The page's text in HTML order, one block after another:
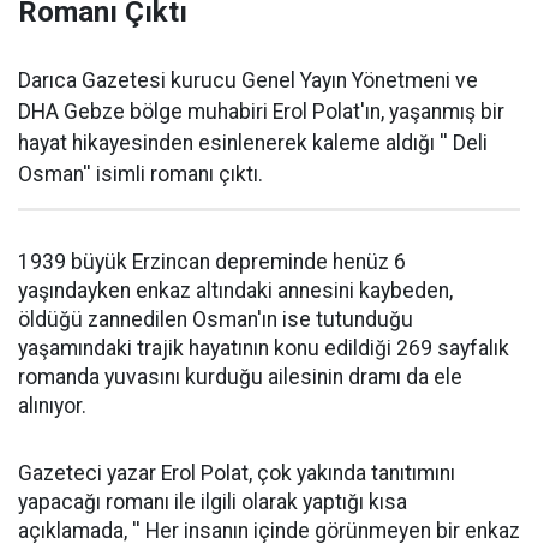
Romanı Çıktı
Darıca Gazetesi kurucu Genel Yayın Yönetmeni ve
DHA Gebze bölge muhabiri Erol Polat'ın, yaşanmış bir
hayat hikayesinden esinlenerek kaleme aldığı '' Deli
Osman'' isimli romanı çıktı.
1939 büyük Erzincan depreminde henüz 6
yaşındayken enkaz altındaki annesini kaybeden,
öldüğü zannedilen Osman'ın ise tutunduğu
yaşamındaki trajik hayatının konu edildiği 269 sayfalık
romanda yuvasını kurduğu ailesinin dramı da ele
alınıyor.
Gazeteci yazar Erol Polat, çok yakında tanıtımını
yapacağı romanı ile ilgili olarak yaptığı kısa
açıklamada, '' Her insanın içinde görünmeyen bir enkaz